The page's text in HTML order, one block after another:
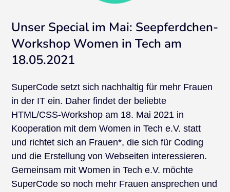
Unser Special im Mai: Seepferdchen-
Workshop Women in Tech am
18.05.2021
SuperCode setzt sich nachhaltig für mehr Frauen
in der IT ein. Daher findet der beliebte
HTML/CSS-Workshop am 18. Mai 2021 in
Kooperation mit dem Women in Tech e.V. statt
und richtet sich an Frauen*, die sich für Coding
und die Erstellung von Webseiten interessieren.
Gemeinsam mit Women in Tech e.V. möchte
SuperCode so noch mehr Frauen ansprechen und